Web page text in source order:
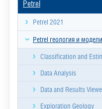
Petrel
Petrel 2021
Petrel геология и
Classification and
Data Analysis
Data and Results
Exploration Geology